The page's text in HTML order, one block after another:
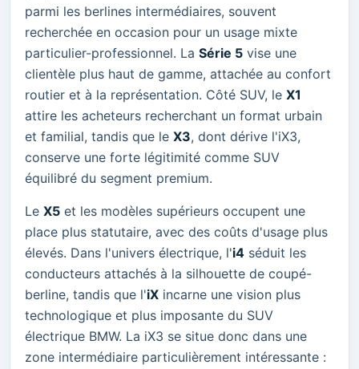
parmi les berlines intermédiaires, souvent
recherchée en occasion pour un usage mixte
particulier-professionnel. La Série 5 vise une
clientèle plus haut de gamme, attachée au confort
routier et à la représentation. Côté SUV, le X1
attire les acheteurs recherchant un format urbain
et familial, tandis que le X3, dont dérive l'iX3,
conserve une forte légitimité comme SUV
équilibré du segment premium.
Le X5 et les modèles supérieurs occupent une
place plus statutaire, avec des coûts d'usage plus
élevés. Dans l'univers électrique, l'i4 séduit les
conducteurs attachés à la silhouette de coupé-
berline, tandis que l'iX incarne une vision plus
technologique et plus imposante du SUV
électrique BMW. La iX3 se situe donc dans une
zone intermédiaire particulièrement intéressante :